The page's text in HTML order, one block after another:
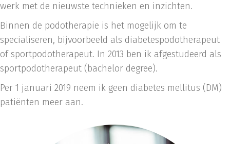
werk met de nieuwste technieken en inzichten.
Binnen de podotherapie is het mogelijk om te
specialiseren, bijvoorbeeld als diabetespodotherapeut
of sportpodotherapeut. In 2013 ben ik afgestudeerd als
sportpodotherapeut (bachelor degree).
Per 1 januari 2019 neem ik geen diabetes mellitus (DM)
patiënten meer aan.